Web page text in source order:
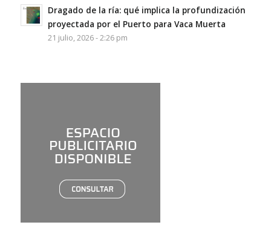
Dragado de la ría: qué implica la profundización
proyectada por el Puerto para Vaca Muerta
21 julio, 2026 - 2:26 pm